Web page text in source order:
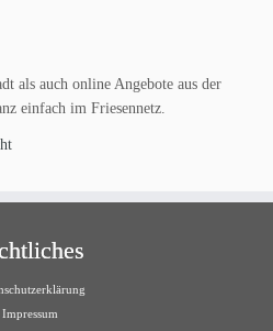
als auch online Angebote aus der
einfach im Friesennetz.
Impressum